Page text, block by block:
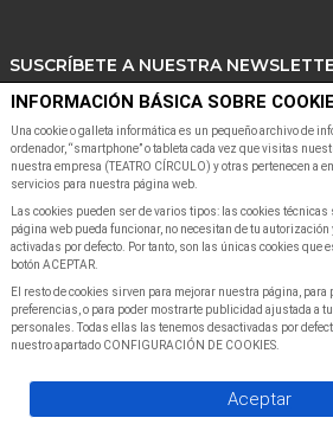
SUSCRÍBETE A NUESTRA
Suscribete a nuestra Newsletter para recibir
©Copyright2026 ServientradasAll Rights
INFORMACIÓN BÁSICA SOBRE
Una cookie o galleta informática es un pequeño archivo de
ordenador, “smartphone” o tableta cada vez que visitas
nuestra empresa (TEATRO CÍRCULO) y otras pertenecen a
servicios para nuestra página web.
Las cookies pueden ser de varios tipos: las cookies
página web pueda funcionar, no necesitan de tu
activadas por defecto. Por tanto, son las únicas cookies que
botón ACEPTAR.
El resto de cookies sirven para mejorar nuestra página,
preferencias, o para poder mostrarte publicidad ajustada a
personales. Todas ellas las tenemos desactivadas por
nuestro apartado CONFIGURACIÓN DE COOKIES.
Aceptar